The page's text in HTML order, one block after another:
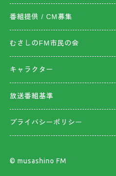
番組提供 / CM募集
むさしのFM市民の会
キャラクター
放送番組基準
プライバシーポリシー
©︎ musashino FM